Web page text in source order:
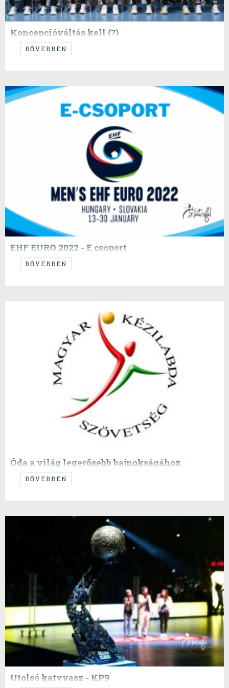
Koncepcióváltás kell (?)
Ahogy igértük VENDÉGSZERZŐ poszt következik :)
BŐVEBBEN
EHF EURO 2022 - E csoport
ESP, SWE, CZE, BIH
BŐVEBBEN
Óda a világ legerősebb bajnokságához
A Ferencváros győzelmével ért véget a magyar női kézilabda
bajnokság. BL győzelmek ide Covid oda elég ramatyul sikerült
BŐVEBBEN
Utolsó katyvasz - KP9